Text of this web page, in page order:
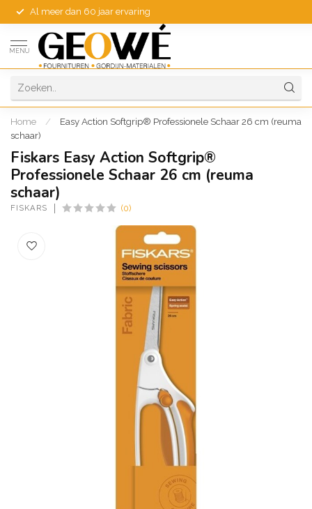
Al meer dan 60 jaar ervaring
MENU
Home /
Easy Action Softgrip® Professionele Schaar 26 cm (reuma
schaar)
Fiskars Easy Action Softgrip®
Professionele Schaar 26 cm (reuma
schaar)
FISKARS (0)